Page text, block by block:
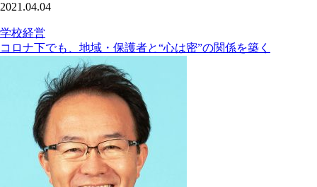
2021.04.04
学校経営
コロナ下でも、地域・保護者と“心は密”の関係を築く